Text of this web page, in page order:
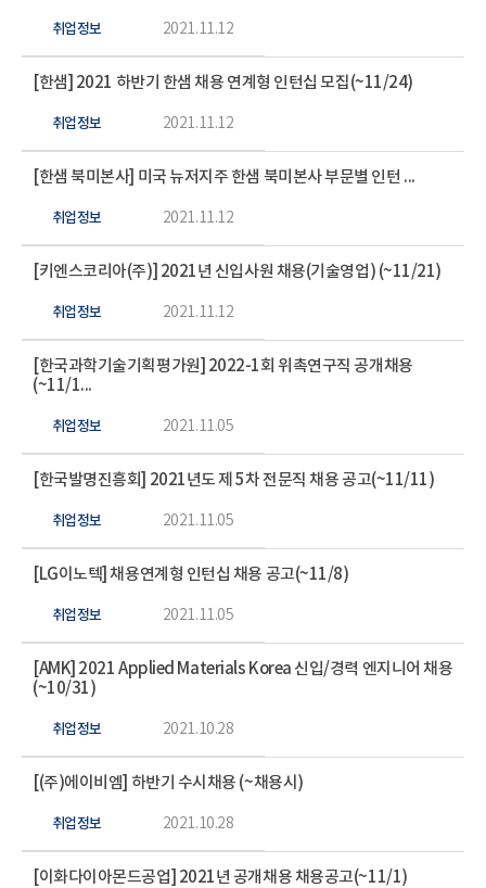
취업정보 2021.11.12
취업정보
[한샘] 2021 하반기 한샘 채용 연계형 인턴십 모집(~11/24)
2021.11.12
취업정보
[한샘 북미본사] 미국 뉴저지주 한샘 북미본사 부문별 인턴 ...
2021.11.12
취업정보
[키엔스코리아(주)] 2021년 신입사원 채용(기술영업) (~11/21)
2021.11.12
취업정보
[한국과학기술기획평가원] 2022-1회 위촉연구직 공개채용
(~11/1...
2021.11.05
취업정보
[한국발명진흥회] 2021년도 제 5차 전문직 채용 공고(~11/11)
2021.11.05
취업정보
[LG이노텍] 채용연계형 인턴십 채용 공고(~11/8)
2021.11.05
취업정보
[AMK] 2021 Applied Materials Korea 신입/경력 엔지니어 채용
(~10/31)
2021.10.28
취업정보
[(주)에이비엠] 하반기 수시채용 (~채용시)
2021.10.28
[이화다이아몬드공업] 2021년 공개채용 채용공고(~11/1)